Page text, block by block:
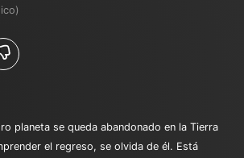
planeta se queda abandonado en la Tierra
el regreso, se olvida de él. Está